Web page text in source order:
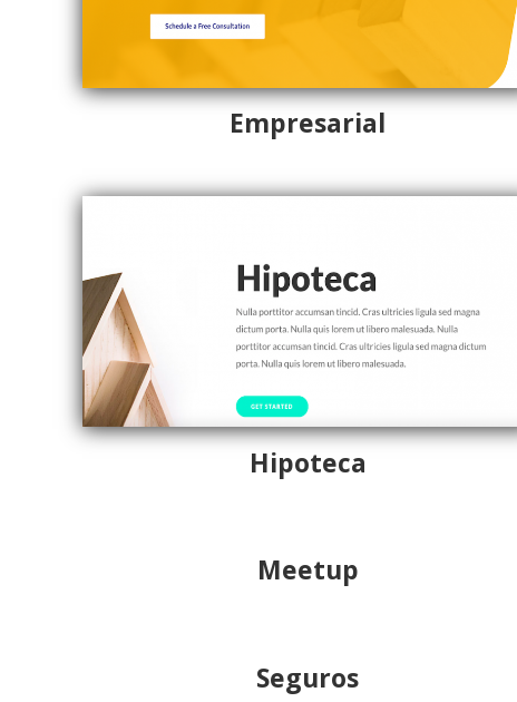
Empresarial
Hipoteca
Meetup
Seguros